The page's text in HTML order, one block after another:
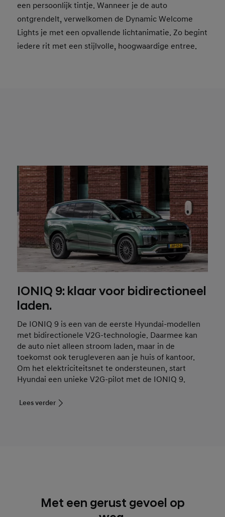
een persoonlijk tintje. Wanneer je de auto
ontgrendelt, verwelkomen de Dynamic Welcome
Lights je met een opvallende lichtanimatie. Zo begint
iedere rit met een stijlvolle, hoogwaardige entree.
IONIQ 9: klaar voor bidirectioneel
laden.
De IONIQ 9 is een van de eerste Hyundai-modellen
met bidirectionele V2G-technologie. Daarmee kan
de auto niet alleen stroom laden, maar in de
toekomst ook terugleveren aan je huis of kantoor.
Om het elektriciteitsnet te ondersteunen, start
Hyundai een unieke V2G-pilot met de IONIQ 9.
Lees verder
Met een gerust gevoel op